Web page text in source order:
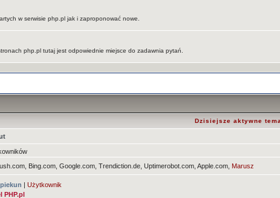
w serwisie php.pl jak i zaproponować nowe.
php.pl tutaj jest odpowiednie miejsce do zadawnia pytań.
Dzisiejsze aktywne
Bing.com, Google.com, Trendiction.de, Uptimerobot.com, Apple.com, Marusz
|Użytkownik
PHP.pl